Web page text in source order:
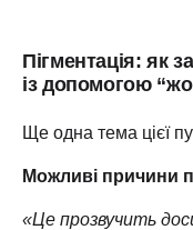
Пігментація: як
із допомогою
Ще одна тема цієї
Можливі причини
«Це прозвучить